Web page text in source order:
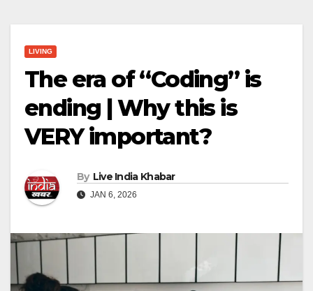
LIVING
The era of “Coding” is
ending | Why this is
VERY important?
By Live India Khabar
JAN 6, 2026